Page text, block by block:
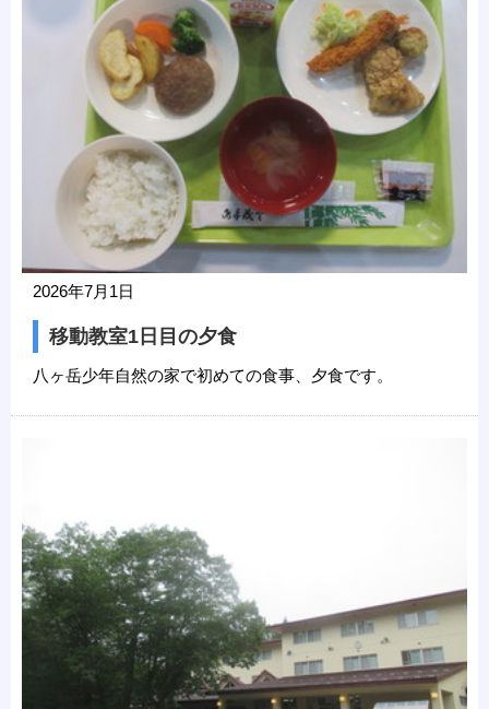
2026年7月1日
移動教室1日目の夕食
八ヶ岳少年自然の家で初めての食事、夕食です。